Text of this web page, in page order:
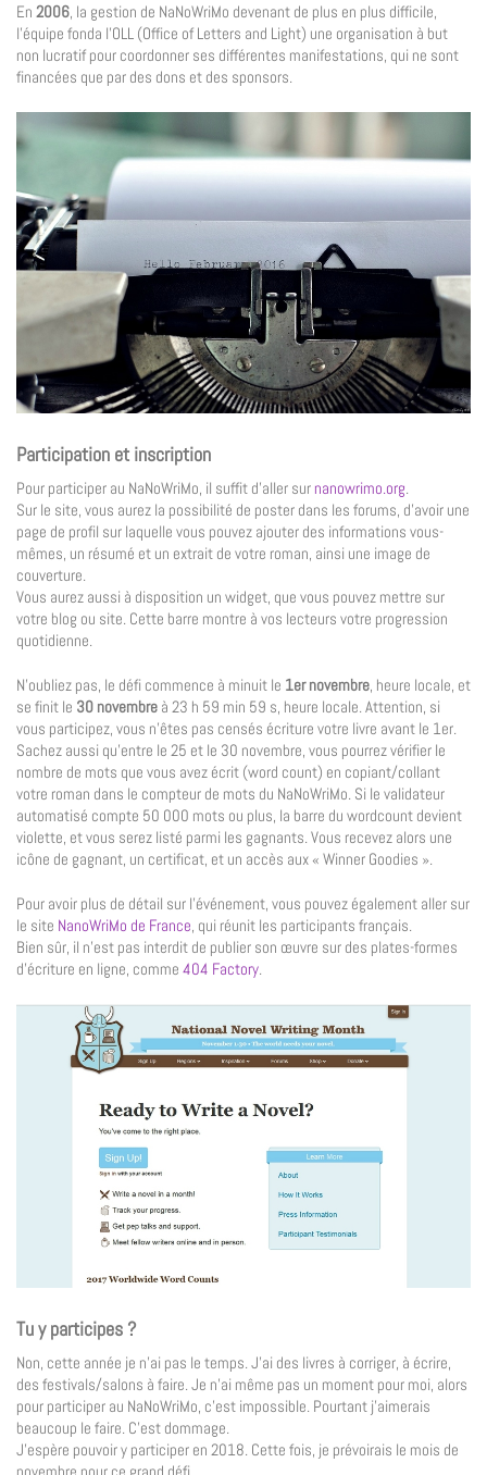
En 2006, la gestion de NaNoWriMo devenant de plus en plus difficile,
l’équipe fonda l’OLL (Office of Letters and Light) une organisation à but
non lucratif pour coordonner ses différentes manifestations, qui ne sont
financées que par des dons et des sponsors.
Participation et inscription
Pour participer au NaNoWriMo, il suffit d’aller sur nanowrimo.org.
Sur le site, vous aurez la possibilité de poster dans les forums, d’avoir une
page de profil sur laquelle vous pouvez ajouter des informations vous-
mêmes, un résumé et un extrait de votre roman, ainsi une image de
couverture.
Vous aurez aussi à disposition un widget, que vous pouvez mettre sur
votre blog ou site. Cette barre montre à vos lecteurs votre progression
quotidienne.
N’oubliez pas, le défi commence à minuit le 1er novembre, heure locale, et
se finit le 30 novembre à 23 h 59 min 59 s, heure locale. Attention, si
vous participez, vous n’êtes pas censés écriture votre livre avant le 1er.
Sachez aussi qu’entre le 25 et le 30 novembre, vous pourrez vérifier le
nombre de mots que vous avez écrit (word count) en copiant/collant
votre roman dans le compteur de mots du NaNoWriMo. Si le validateur
automatisé compte 50 000 mots ou plus, la barre du wordcount devient
violette, et vous serez listé parmi les gagnants. Vous recevez alors une
icône de gagnant, un certificat, et un accès aux « Winner Goodies ».
Pour avoir plus de détail sur l’événement, vous pouvez également aller sur
le site NanoWriMo de France, qui réunit les participants français.
Bien sûr, il n’est pas interdit de publier son œuvre sur des plates-formes
d’écriture en ligne, comme 404 Factory.
Tu y participes ?
Non, cette année je n’ai pas le temps. J’ai des livres à corriger, à écrire,
des festivals/salons à faire. Je n’ai même pas un moment pour moi, alors
pour participer au NaNoWriMo, c’est impossible. Pourtant j’aimerais
beaucoup le faire. C’est dommage.
J’espère pouvoir y participer en 2018. Cette fois, je prévoirais le mois de